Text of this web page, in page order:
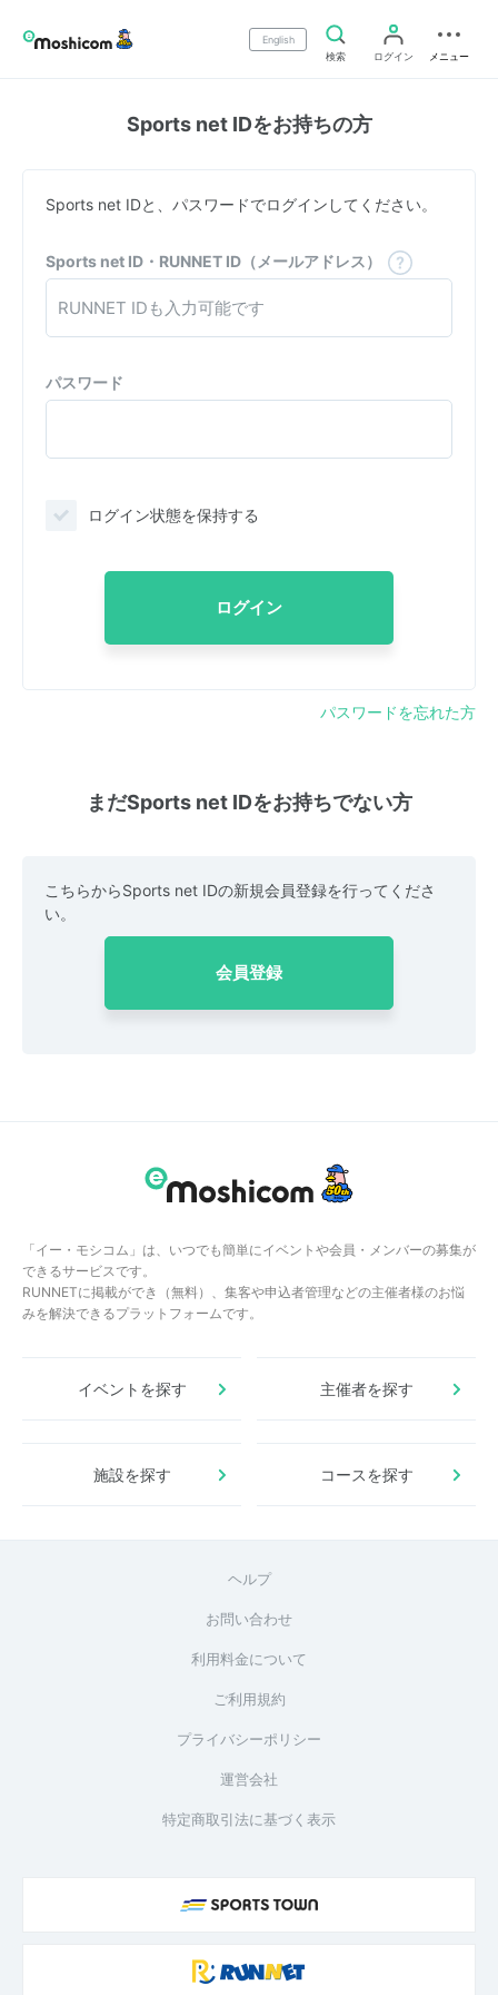
English
検索
ログイン メニュー
Sports net IDをお持ちの方
Sports net IDと、パスワードでログインしてください。
Sports net ID・RUNNET ID（メールアドレス）
パスワード
ログイン状態を保持する
ログイン
パスワードを忘れた方
まだSports net IDをお持ちでない方
こちらからSports net IDの新規会員登録を行ってくださ
い。
会員登録
「イー・モシコム」は、いつでも簡単にイベントや会員・メンバーの募集が
できるサービスです。
RUNNETに掲載ができ（無料）、集客や申込者管理などの主催者様のお悩
みを解決できるプラットフォームです。
イベントを探す 主催者を探す
施設を探す コースを探す
ヘルプ
お問い合わせ
利用料金について
ご利用規約
プライバシーポリシー
運営会社
特定商取引法に基づく表示